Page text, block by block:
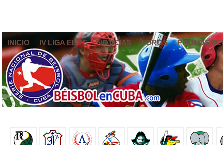
INICIO IV LIGA ELITE NOTICIAS FOROS